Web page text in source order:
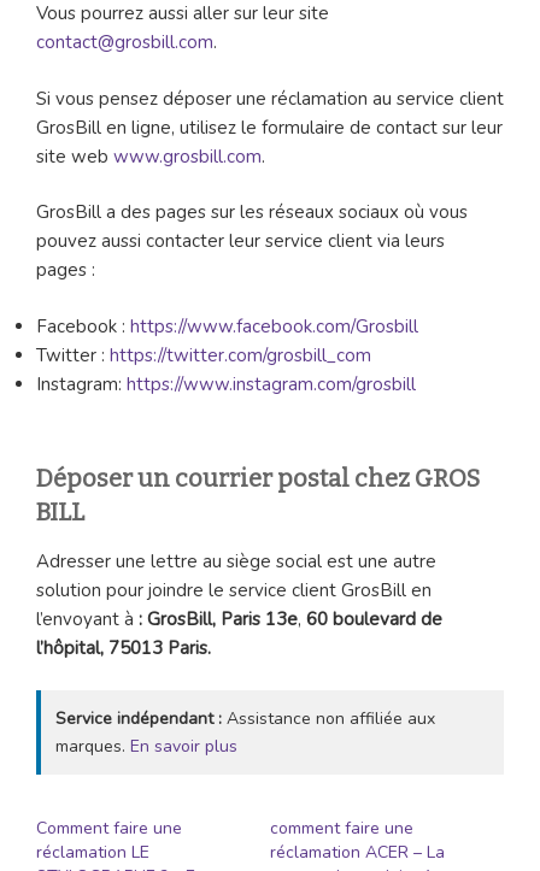
Vous pourrez aussi aller sur leur site
contact@grosbill.com.
Si vous pensez déposer une réclamation au service client
GrosBill en ligne, utilisez le formulaire de contact sur leur
site web www.grosbill.com.
GrosBill a des pages sur les réseaux sociaux où vous
pouvez aussi contacter leur service client via leurs
pages :
Facebook : https://www.facebook.com/Grosbill
Twitter : https://twitter.com/grosbill_com
Instagram: https://www.instagram.com/grosbill
Déposer un courrier postal chez GROS
BILL
Adresser une lettre au siège social est une autre
solution pour joindre le service client GrosBill en
l’envoyant à : GrosBill, Paris 13e, 60 boulevard de
l’hôpital, 75013 Paris.
Service indépendant : Assistance non affiliée aux
marques. En savoir plus
Comment faire une
réclamation LE
comment faire une
réclamation ACER – La